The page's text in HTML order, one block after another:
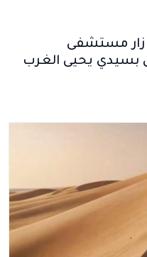
زار مستشفى
بسيدي يحيى الغرب